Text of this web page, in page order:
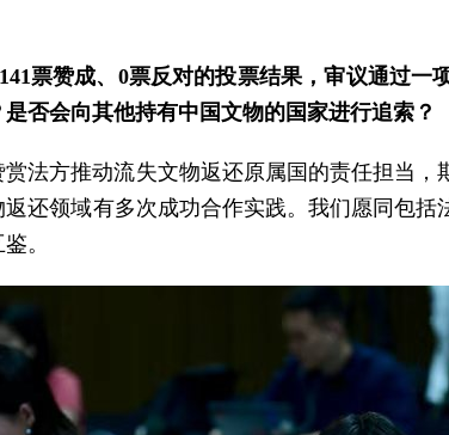
票赞成、0票反对的投票结果，审议通过
否会向其他持有中国文物的国家进行追索？
法方推动流失文物返还原属国的责任担当
还领域有多次成功合作实践。我们愿同包
。